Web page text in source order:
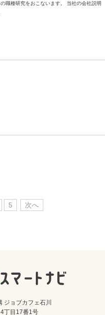
職種研究をおこないます。 当社の会社説明
5 次へ
ジョブカフェ石川
丁目17番1号